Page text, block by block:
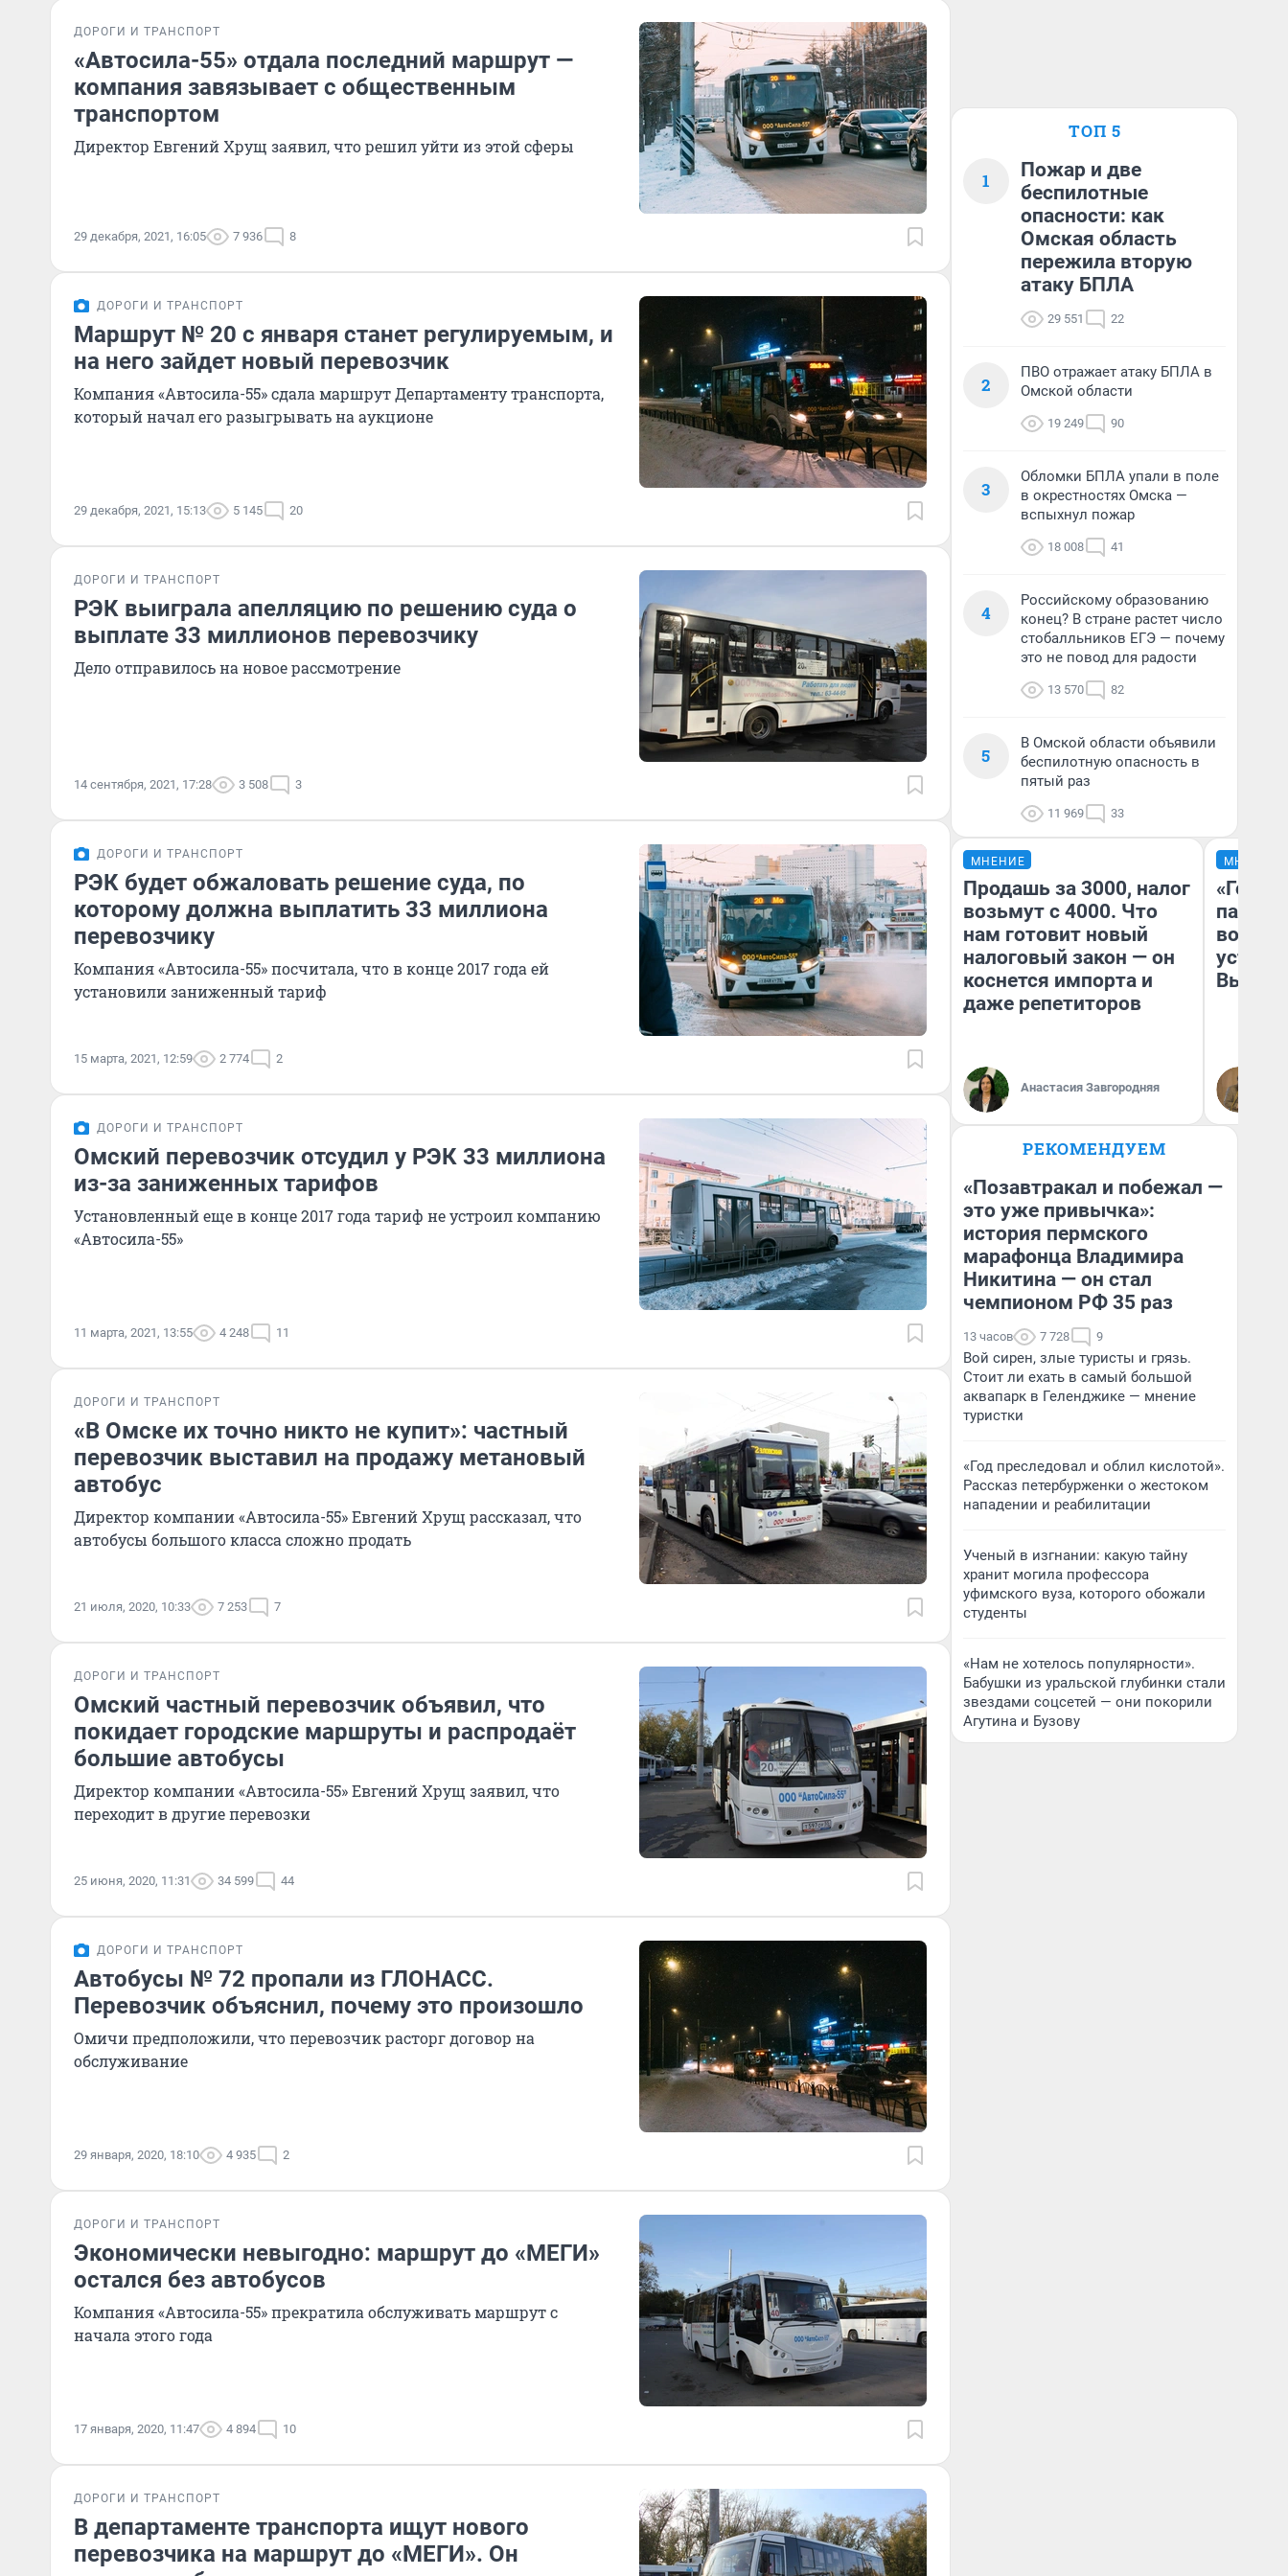
ДОРОГИ И ТРАНСПОРТ
«Автосила-55» отдала последний маршрут —
компания завязывает с общественным
транспортом
Директор Евгений Хрущ заявил, что решил уйти из этой сферы
29 декабря, 2021, 16:05 7 936 8
ДОРОГИ И ТРАНСПОРТ
Маршрут № 20 с января станет регулируемым, и
на него зайдет новый перевозчик
Компания «Автосила-55» сдала маршрут Департаменту транспорта,
который начал его разыгрывать на аукционе
29 декабря, 2021, 15:13 5 145 20
ДОРОГИ И ТРАНСПОРТ
РЭК выиграла апелляцию по решению суда о
выплате 33 миллионов перевозчику
Дело отправилось на новое рассмотрение
14 сентября, 2021, 17:28 3 508 3
ДОРОГИ И ТРАНСПОРТ
РЭК будет обжаловать решение суда, по
которому должна выплатить 33 миллиона
перевозчику
Компания «Автосила-55» посчитала, что в конце 2017 года ей
установили заниженный тариф
15 марта, 2021, 12:59 2 774 2
ДОРОГИ И ТРАНСПОРТ
Омский перевозчик отсудил у РЭК 33 миллиона
из-за заниженных тарифов
Установленный еще в конце 2017 года тариф не устроил компанию
«Автосила-55»
11 марта, 2021, 13:55 4 248 11
ДОРОГИ И ТРАНСПОРТ
«В Омске их точно никто не купит»: частный
перевозчик выставил на продажу метановый
автобус
Директор компании «Автосила-55» Евгений Хрущ рассказал, что
автобусы большого класса сложно продать
21 июля, 2020, 10:33 7 253 7
ДОРОГИ И ТРАНСПОРТ
Омский частный перевозчик объявил, что
покидает городские маршруты и распродаёт
большие автобусы
Директор компании «Автосила-55» Евгений Хрущ заявил, что
переходит в другие перевозки
25 июня, 2020, 11:31 34 599 44
ДОРОГИ И ТРАНСПОРТ
Автобусы № 72 пропали из ГЛОНАСС.
Перевозчик объяснил, почему это произошло
Омичи предположили, что перевозчик расторг договор на
обслуживание
29 января, 2020, 18:10 4 935 2
ДОРОГИ И ТРАНСПОРТ
Экономически невыгодно: маршрут до «МЕГИ»
остался без автобусов
Компания «Автосила-55» прекратила обслуживать маршрут с
начала этого года
17 января, 2020, 11:47 4 894 10
ДОРОГИ И ТРАНСПОРТ
В департаменте транспорта ищут нового
перевозчика на маршрут до «МЕГИ». Он
ТОП 5
1
Пожар и две
беспилотные
опасности: как
Омская область
пережила вторую
атаку БПЛА
29 551 22
2
ПВО отражает атаку БПЛА в
Омской области
19 249 90
3
Обломки БПЛА упали в поле
в окрестностях Омска —
вспыхнул пожар
18 008 41
4
Российскому образованию
конец? В стране растет число
стобалльников ЕГЭ — почему
это не повод для радости
13 570 82
5
В Омской области объявили
беспилотную опасность в
пятый раз
11 969 33
МНЕНИЕ
Продашь за 3000, налог
возьмут с 4000. Что
нам готовит новый
налоговый закон — он
коснется импорта и
даже репетиторов
Анастасия Завгородняя
МНЕНИЕ
РЕКОМЕНДУЕМ
«Позавтракал и побежал —
это уже привычка»:
история пермского
марафонца Владимира
Никитина — он стал
чемпионом РФ 35 раз
13 часов 7 728 9
Вой сирен, злые туристы и грязь.
Стоит ли ехать в самый большой
аквапарк в Геленджике — мнение
туристки
«Год преследовал и облил кислотой».
Рассказ петербурженки о жестоком
нападении и реабилитации
Ученый в изгнании: какую тайну
хранит могила профессора
уфимского вуза, которого обожали
студенты
«Нам не хотелось популярности».
Бабушки из уральской глубинки стали
звездами соцсетей — они покорили
Агутина и Бузову